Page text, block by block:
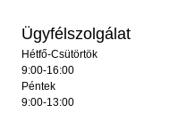
Ügyfélszolgálat
Hétfő-Csütörtök
9:00-16:00
Péntek
9:00-13:00